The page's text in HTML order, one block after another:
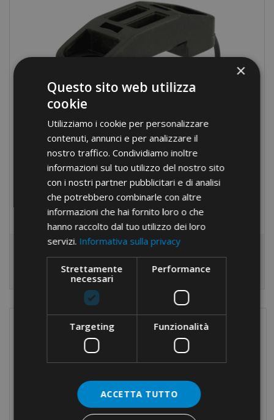
Fermacavo
Morsettiere da quadro
×
Questo sito web utilizza
cookie
Utilizziamo i cookie per personalizzare
contenuti, annunci e per analizzare il
nostro traffico. Condividiamo inoltre
informazioni sul tuo utilizzo del nostro sito
con i nostri partner pubblicitari e di analisi
che potrebbero combinarle con altre
informazioni che hai fornito loro o che
hanno raccolto dal tuo utilizzo dei loro
servizi. Informativa sulla privacy
Strettamente
necessari
Performance
Targeting Funzionalità
ACCETTA TUTTO